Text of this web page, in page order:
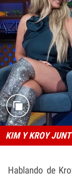
KIM Y KROY
Hablando de